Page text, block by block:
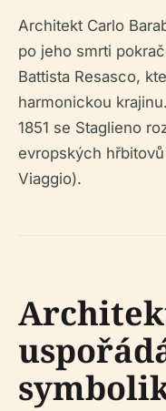
Architekt Carlo
po jeho smrti
Battista Resasco,
harmonickou
1851 se Staglieno
evropských
Viaggio).